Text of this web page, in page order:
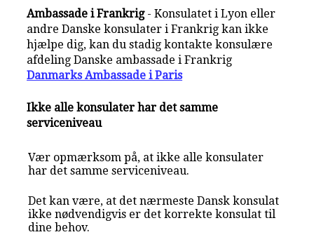
Ambassade i Frankrig- Konsulatet i Lyon eller
andre Danske konsulater i Frankrig kan ikke
hjælpe dig, kan du stadig kontakte konsulære
afdeling Danske ambassade i Frankrig
Danmarks Ambassade i Paris
Ikke alle konsulater har det samme
serviceniveau
Vær opmærksom på, at ikke alle konsulater
har det samme serviceniveau.
Det kan være, at det nærmeste Dansk konsulat
ikke nødvendigvis er det korrekte konsulat til
dine behov.